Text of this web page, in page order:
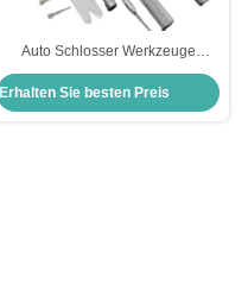
Auto Schlosser Werkzeuge
Neueste Zündschloss Entfernung
Pin Tool Für Honda
Erhalten Sie besten Preis